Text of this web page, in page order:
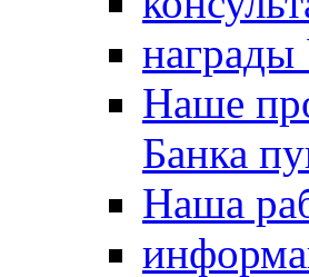
Наше
Банка
Наша